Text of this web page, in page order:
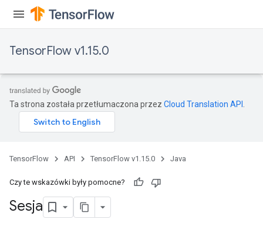
TensorFlow v1.15.0
Ta strona została przetłumaczona przez Cloud Translation API
TensorFlow API TensorFlow v1.15.0 Java
Czy te wskazówki były pomocne?
Sesja